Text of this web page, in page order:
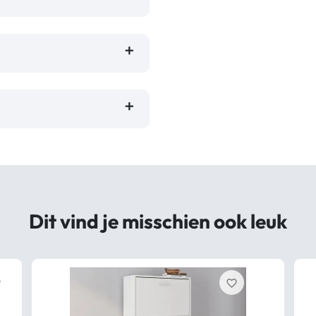
Dit vind je misschien ook leuk
favorite_border